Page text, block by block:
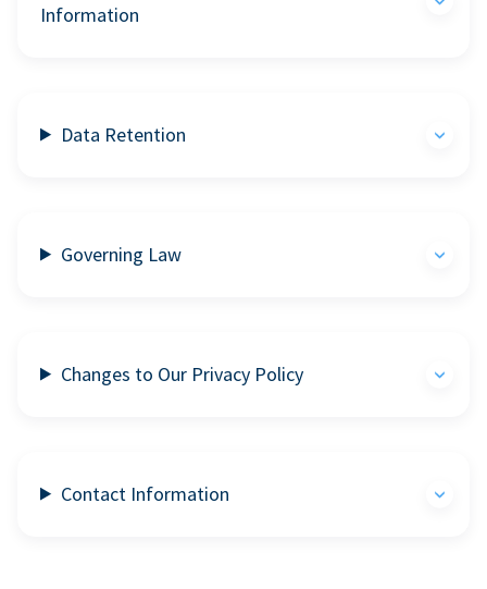
Information
Data Retention
Governing Law
Changes to Our Privacy Policy
Contact Information